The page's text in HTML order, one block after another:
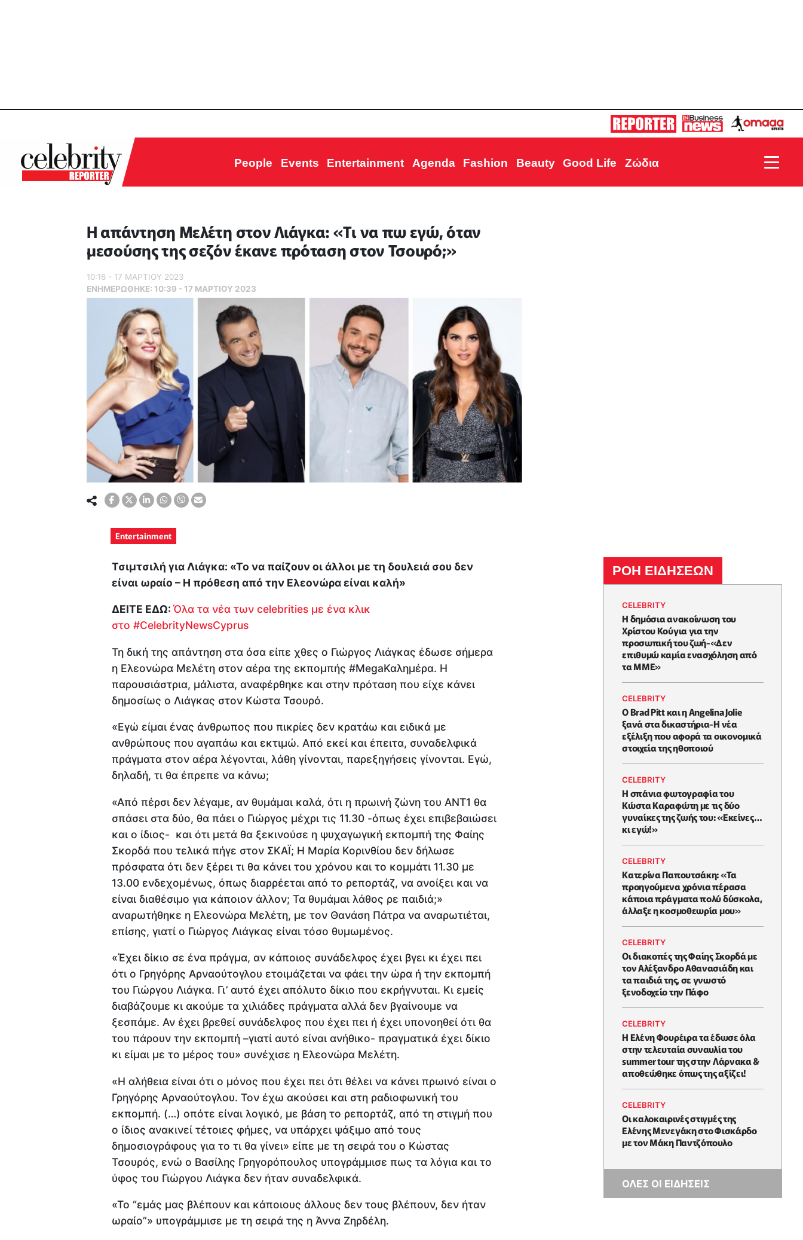
People Events Entertainment Agenda Fashion Beauty Good Life Ζώδια
Η απάντηση Μελέτη στον Λιάγκα: «Τι να πω εγώ, όταν
μεσούσης της σεζόν έκανε πρόταση στον Τσουρό;»
10:16 - 17 ΜΑΡΤΙΟΥ 2023
ΕΝΗΜΕΡΏΘΗΚΕ: 10:39 - 17 ΜΑΡΤΙΟΥ 2023
Entertainment
Τσιμτσιλή για Λιάγκα: «Το να παίζουν οι άλλοι με τη δουλειά σου δεν
είναι ωραίο – Η πρόθεση από την Ελεονώρα είναι καλή»
ΔΕΙΤΕ ΕΔΩ: Όλα τα νέα των celebrities με ένα κλικ
στο #CelebrityNewsCyprus
Τη δική της απάντηση στα όσα είπε χθες ο Γιώργος Λιάγκας έδωσε σήμερα
η Ελεονώρα Μελέτη στον αέρα της εκπομπής #MegaΚαλημέρα. Η
παρουσιάστρια, μάλιστα, αναφέρθηκε και στην πρόταση που είχε κάνει
δημοσίως ο Λιάγκας στον Κώστα Τσουρό.
«Εγώ είμαι ένας άνθρωπος που πικρίες δεν κρατάω και ειδικά με
ανθρώπους που αγαπάω και εκτιμώ. Από εκεί και έπειτα, συναδελφικά
πράγματα στον αέρα λέγονται, λάθη γίνονται, παρεξηγήσεις γίνονται. Εγώ,
δηλαδή, τι θα έπρεπε να κάνω;
«Από πέρσι δεν λέγαμε, αν θυμάμαι καλά, ότι η πρωινή ζώνη του ΑΝΤ1 θα
σπάσει στα δύο, θα πάει ο Γιώργος μέχρι τις 11.30 -όπως έχει επιβεβαιώσει
και ο ίδιος- και ότι μετά θα ξεκινούσε η ψυχαγωγική εκπομπή της Φαίης
Σκορδά που τελικά πήγε στον ΣΚΑΪ; Η Μαρία Κορινθίου δεν δήλωσε
πρόσφατα ότι δεν ξέρει τι θα κάνει του χρόνου και το κομμάτι 11.30 με
13.00 ενδεχομένως, όπως διαρρέεται από το ρεπορτάζ, να ανοίξει και να
είναι διαθέσιμο για κάποιον άλλον; Τα θυμάμαι λάθος ρε παιδιά;»
αναρωτήθηκε η Ελεονώρα Μελέτη, με τον Θανάση Πάτρα να αναρωτιέται,
επίσης, γιατί ο Γιώργος Λιάγκας είναι τόσο θυμωμένος.
«Έχει δίκιο σε ένα πράγμα, αν κάποιος συνάδελφος έχει βγει κι έχει πει
ότι ο Γρηγόρης Αρναούτογλου ετοιμάζεται να φάει την ώρα ή την εκπομπή
του Γιώργου Λιάγκα. Γι’ αυτό έχει απόλυτο δίκιο που εκρήγνυται. Κι εμείς
διαβάζουμε κι ακούμε τα χιλιάδες πράγματα αλλά δεν βγαίνουμε να
ξεσπάμε. Αν έχει βρεθεί συνάδελφος που έχει πει ή έχει υπονοηθεί ότι θα
του πάρουν την εκπομπή –γιατί αυτό είναι ανήθικο- πραγματικά έχει δίκιο
κι είμαι με το μέρος του» συνέχισε η Ελεονώρα Μελέτη.
«Η αλήθεια είναι ότι ο μόνος που έχει πει ότι θέλει να κάνει πρωινό είναι ο
Γρηγόρης Αρναούτογλου. Τον έχω ακούσει και στη ραδιοφωνική του
εκπομπή. (…) οπότε είναι λογικό, με βάση το ρεπορτάζ, από τη στιγμή που
ο ίδιος ανακινεί τέτοιες φήμες, να υπάρχει ψάξιμο από τους
δημοσιογράφους για το τι θα γίνει» είπε με τη σειρά του ο Κώστας
Τσουρός, ενώ ο Βασίλης Γρηγορόπουλος υπογράμμισε πως τα λόγια και το
ύφος του Γιώργου Λιάγκα δεν ήταν συναδελφικά.
«Το “εμάς μας βλέπουν και κάποιους άλλους δεν τους βλέπουν, δεν ήταν
ωραίο”» υπογράμμισε με τη σειρά της η Άννα Ζηρδέλη.
ΡΟΗ ΕΙΔΗΣΕΩΝ
CELEBRITY
Η δημόσια ανακοίνωση του
Χρίστου Κούγια για την
προσωπική του ζωή-«Δεν
επιθυμώ καμία ενασχόληση από
τα ΜΜΕ»
CELEBRITY
Ο Brad Pitt και η Angelina Jolie
ξανά στα δικαστήρια-Η νέα
εξέλιξη που αφορά τα οικονομικά
στοιχεία της ηθοποιού
CELEBRITY
Η σπάνια φωτογραφία του
Κώστα Καραφώτη με τις δύο
γυναίκες της ζωής του: «Εκείνες…
κι εγώ!»
CELEBRITY
Κατερίνα Παπουτσάκη: «Τα
προηγούμενα χρόνια πέρασα
κάποια πράγματα πολύ δύσκολα,
άλλαξε η κοσμοθεωρία μου»
CELEBRITY
Οι διακοπές της Φαίης Σκορδά με
τον Αλέξανδρο Αθανασιάδη και
τα παιδιά της, σε γνωστό
ξενοδοχείο την Πάφο
CELEBRITY
Η Ελένη Φουρέιρα τα έδωσε όλα
στην τελευταία συναυλία του
summer tour της στην Λάρνακα &
αποθεώθηκε όπως της αξίζει!
CELEBRITY
Oι καλοκαιρινές στιγμές της
Ελένης Μενεγάκη στο Φισκάρδο
με τον Μάκη Παντζόπουλο
ΟΛΕΣ ΟΙ ΕΙΔΗΣΕΙΣ